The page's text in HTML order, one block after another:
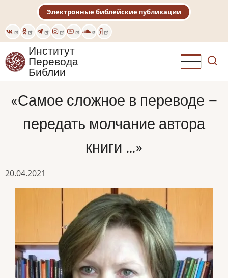
основному
содержанию
Электронные библейские публикации
Институт
Перевода
Библии
«Самое сложное в переводе –
передать молчание автора
книги …»
20.04.2021